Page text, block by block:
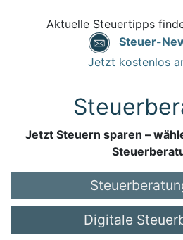
Aktuelle Steuertipps
Steuer-
Jetzt kostenlos
Jetzt Steuern sparen –
Digitale